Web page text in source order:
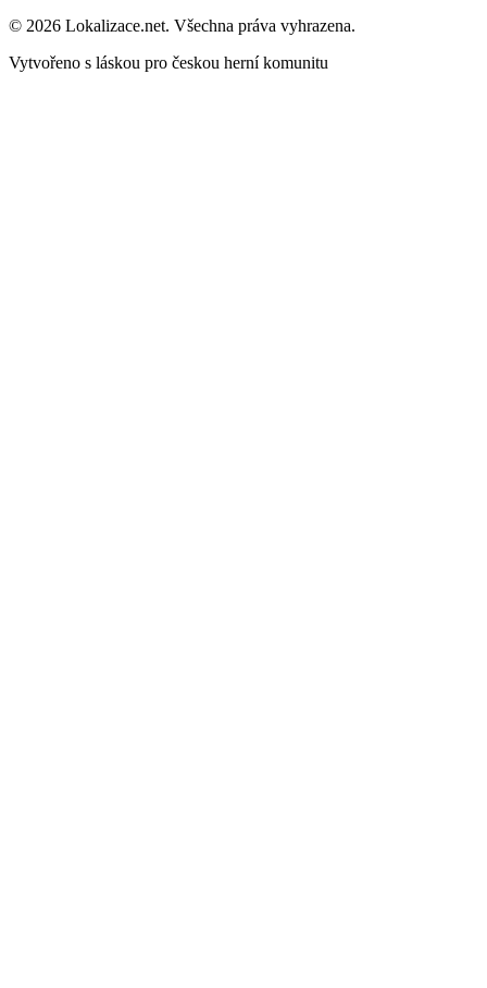
© 2026 Lokalizace.net. Všechna práva vyhrazena.
Vytvořeno s láskou pro českou herní komunitu